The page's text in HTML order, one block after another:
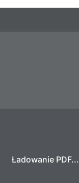
Ładowanie PDF...